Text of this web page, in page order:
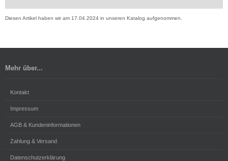
Diesen Artikel haben wir am 17.04.2024 in unseren Katalog aufgenommen.
Mehr über...
Kontakt
Impressum
AGB & Kundeninformationen
Zahlung & Versand
Datenschutzerklärung